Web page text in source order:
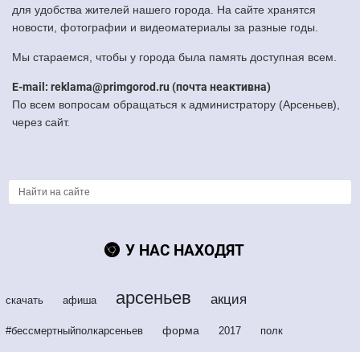
для удобства жителей нашего города. На сайте хранятся
новости, фотографии и видеоматериалы за разные годы.
Мы стараемся, чтобы у города была память доступная всем.
E-mail: reklama@primgorod.ru (почта неактивна)
По всем вопросам обращаться к администратору (Арсеньев),
через сайт.
У НАС НАХОДЯТ
скачать афиша арсеньев акция
#бессмертныйполкарсеньев форма 2017 полк